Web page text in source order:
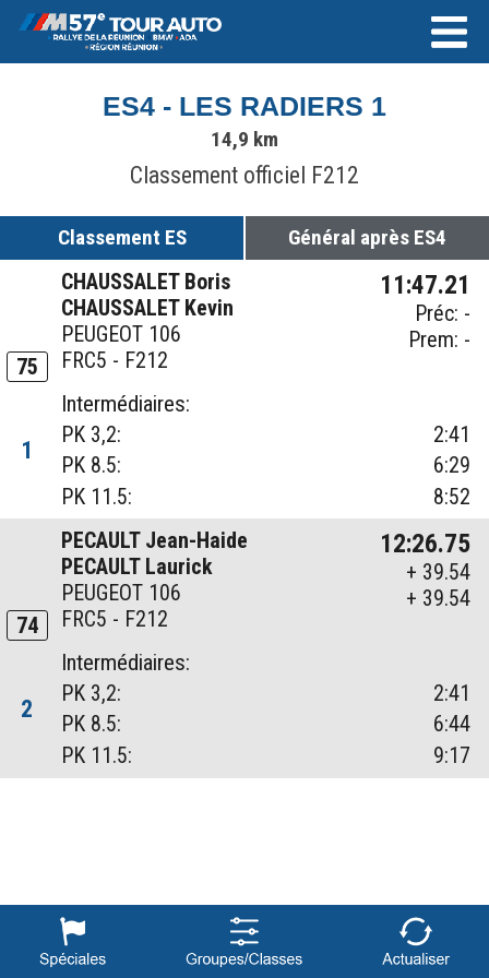
ES4 - LES RADIERS 1
14,9 km
Classement officiel F212
Classement ES Général après ES4
75
CHAUSSALET Boris
CHAUSSALET Kevin
PEUGEOT 106
FRC5 - F212
11:47.21
Préc: -
Prem: -
1
Intermédiaires:
PK 3,2:
2:41
PK 8.5:
6:29
PK 11.5:
8:52
74
PECAULT Jean-Haide
PECAULT Laurick
PEUGEOT 106
FRC5 - F212
12:26.75
+ 39.54
+ 39.54
2
Intermédiaires:
PK 3,2:
2:41
PK 8.5:
6:44
PK 11.5:
9:17